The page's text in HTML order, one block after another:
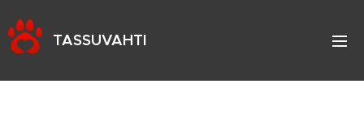
TASSUVAHTI